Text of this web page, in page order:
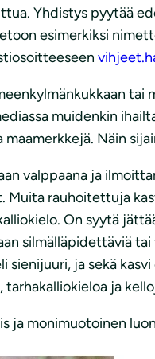
Yhdistys pyytää
esimerkiksi
tai
muidenkin
Näin
valppaana ja
Muita rauhoitettuja
On syytä
silmälläpidettäviä
sienijuuri, ja sekä
ja
ja monimuotoinen